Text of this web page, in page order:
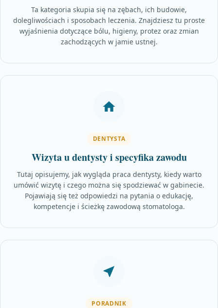
Ta kategoria skupia się na zębach, ich budowie,
dolegliwościach i sposobach leczenia. Znajdziesz tu proste
wyjaśnienia dotyczące bólu, higieny, protez oraz zmian
zachodzących w jamie ustnej.
DENTYSTA
Wizyta u dentysty i specyfika zawodu
Tutaj opisujemy, jak wygląda praca dentysty, kiedy warto
umówić wizytę i czego można się spodziewać w gabinecie.
Pojawiają się też odpowiedzi na pytania o edukację,
kompetencje i ścieżkę zawodową stomatologa.
PORADNIK